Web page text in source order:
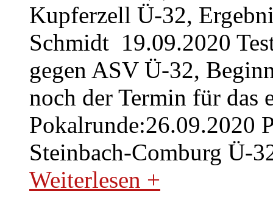
Kupferzell Ü-32,
Schmidt 19.09.2020
gegen ASV Ü-32,
noch der Termin für das
Pokalrunde:26.09.2020
Steinbach-Comburg Ü-
Weiterlesen +